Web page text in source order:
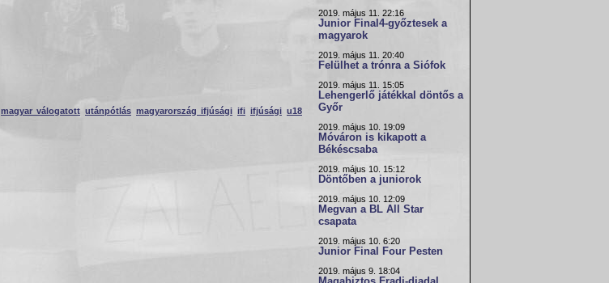
magyar válogatott utánpótlás magyarország ifjúsági ifi ifjúsági u18
2019. május 11. 22:16
Junior Final4-győztesek a
magyarok
2019. május 11. 20:40
Felülhet a trónra a Siófok
2019. május 11. 15:05
Lehengerlő játékkal döntős a
Győr
2019. május 10. 19:09
Móváron is kikapott a
Békéscsaba
2019. május 10. 15:12
Döntőben a juniorok
2019. május 10. 12:09
Megvan a BL All Star
csapata
2019. május 10. 6:20
Junior Final Four Pesten
2019. május 9. 18:04